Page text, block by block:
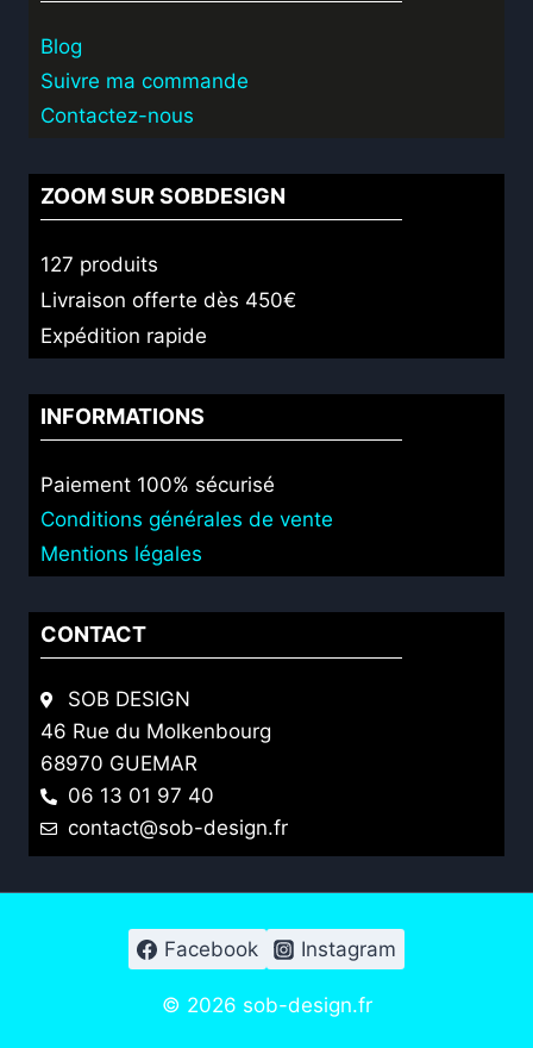
Blog
Suivre ma commande
Contactez-nous
ZOOM SUR SOBDESIGN
127 produits
Livraison offerte dès 450€
Expédition rapide
INFORMATIONS
Paiement 100% sécurisé
Conditions générales de vente
Mentions légales
CONTACT
SOB DESIGN
46 Rue du Molkenbourg
68970 GUEMAR
06 13 01 97 40
contact@sob-design.fr
Facebook Instagram
© 2026 sob-design.fr